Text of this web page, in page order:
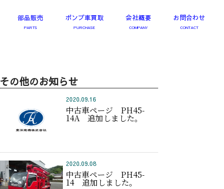
部品販売 ポンプ車買取 会社概要 お問合わせ
その他のお知らせ
2020.09.16
中古車ページ PH45-
14A 追加しました。
2020.09.08
中古車ページ PH45-
14 追加しました。